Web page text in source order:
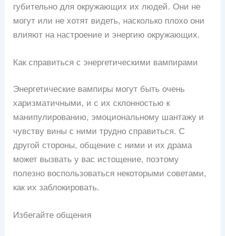
губительно для окружающих их людей. Они не
могут или не хотят видеть, насколько плохо они
влияют на настроение и энергию окружающих.
Как справиться с энергетическими вампирами
Энергетические вампиры могут быть очень
харизматичными, и с их склонностью к
манипулированию, эмоциональному шантажу и
чувству вины с ними трудно справиться. С
другой стороны, общение с ними и их драма
может вызвать у вас истощение, поэтому
полезно воспользоваться некоторыми советами,
как их заблокировать.
Избегайте общения